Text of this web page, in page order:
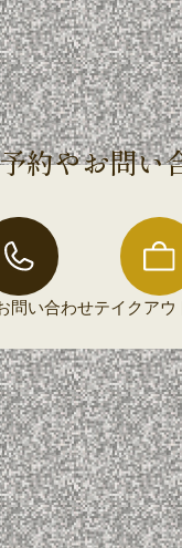
約やお問い
問い合わせテイクアウ